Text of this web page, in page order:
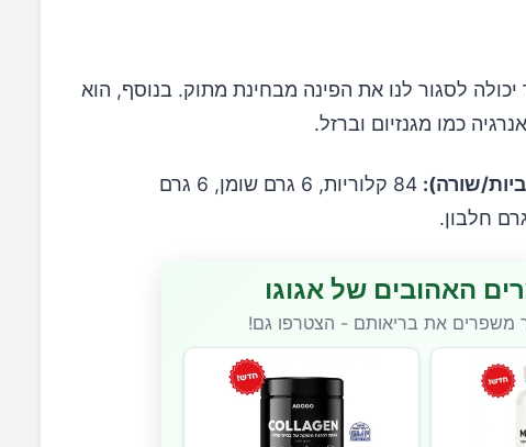
לסגור לנו את הפינה מבחינת מתוק. בנוסף, הוא
כמו מגנזיום וברזל.
84 קלוריות, 6 גרם שומן, 6 גרם
האהובים של אגוגו
משפרים את בריאותם - הצטרפו גם!